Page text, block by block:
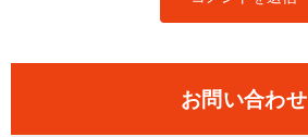
お問い合わせ